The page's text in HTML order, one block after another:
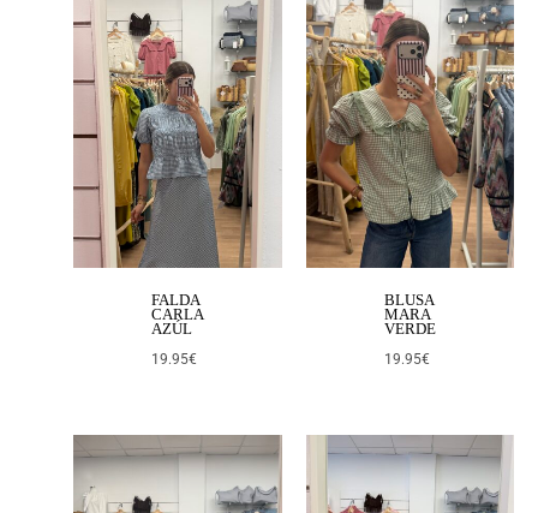
FALDA
CARLA
AZÚL
19.95€
BLUSA
MARA
VERDE
19.95€